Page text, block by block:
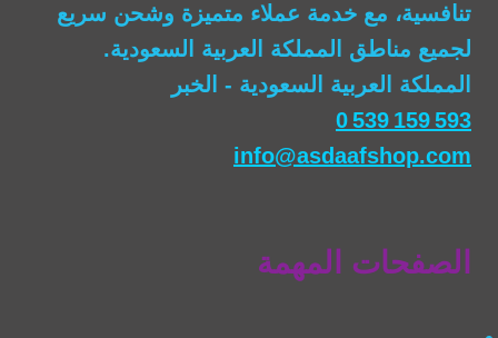
تنافسية، مع خدمة عملاء متميزة وشحن سريع
لجميع مناطق المملكة العربية السعودية.
المملكة العربية السعودية - الخبر
0 539 159 593
info@asdaafshop.com
الصفحات المهمة